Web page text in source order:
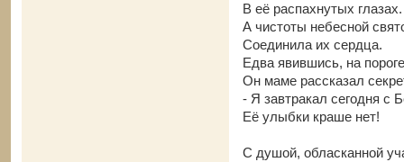
В её распахнутых глазах.
А чистоты небесной
Соединила их сердца.
Едва явившись, на
Он маме рассказал
- Я завтракал сегодня с
Её улыбки краше нет!
С душой, обласканной